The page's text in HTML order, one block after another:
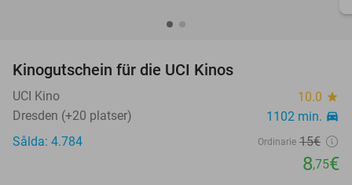
Kinogutschein für die UCI Kinos
UCI Kino 10.0 star
Dresden (+20 platser) 1102 min. directions_car
Sålda: 4.784 Ordinarie 15€
8,75€